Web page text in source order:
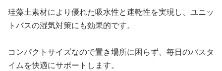
珪藻土素材により優れた吸水性と速乾性を実現し、ユニッ
トバスの湿気対策にも効果的です。
コンパクトサイズなので置き場所に困らず、毎日のバスタ
イムを快適にサポートします。